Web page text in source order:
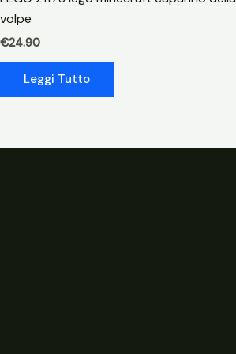
volpe
€24.90
Leggi Tutto